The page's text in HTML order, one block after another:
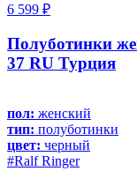
6 599 ₽
Полуботинки
37 RU Турция
пол: женский
тип: полуботинки
цвет: черный
#Ralf Ringer